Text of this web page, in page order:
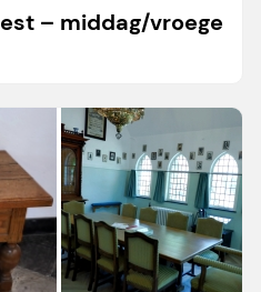
– middag/vroege